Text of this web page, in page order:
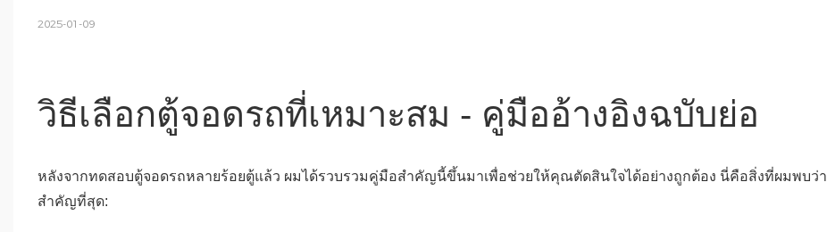
2025-01-09
วิธีเลือกตู้จอดรถที่เหมาะสม - คู่มืออ้างอิงฉบับย่อ
หลังจากทดสอบตู้จอดรถหลายร้อยตู้แล้ว ผมได้รวบรวมคู่มือสำคัญนี้ขึ้นมาเพื่อช่วยให้คุณตัดสินใจได้อย่างถูกต้อง นี่คือสิ่งที่ผมพบว่า
สำคัญที่สุด: